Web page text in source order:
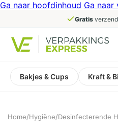
Ga naar hoofdinhoud Ga naar
Gratis
Bakjes & Cups Kraft &
Home/Hygiëne/Desinfecterende